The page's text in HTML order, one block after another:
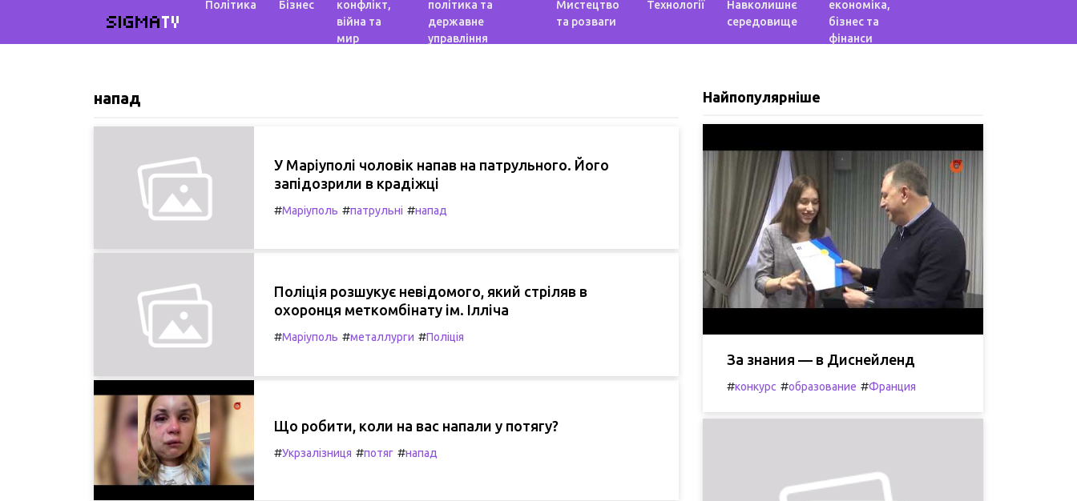
SIGMATV
Політика Бізнес
конфлікт,
війна та
мир
політика та
державне
управління
Мистецтво
та розваги
Технології
Навколишнє
середовище
економіка,
бізнес та
фінанси
напад
У Маріуполі чоловік напав на патрульного. Його
запідозрили в крадіжці
#Маріуполь #патрульні #напад
Поліція розшукує невідомого, який стріляв в
охоронця меткомбінату ім. Ілліча
#Маріуполь #металлурги #Поліція
Що робити, коли на вас напали у потягу?
#Укрзалізниця #потяг #напад
Найпопулярніше
За знания — в Диснейленд
#конкурс #образование #Франция